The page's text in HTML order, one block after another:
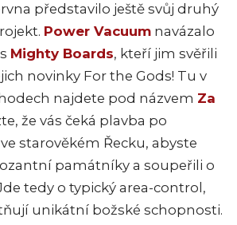
představilo ještě svůj druhý
Power Vacuum navázalo
Mighty Boards, kteří jim svěřili
novinky For the Gods! Tu v
najdete pod názvem Za
že vás čeká plavba po
starověkém Řecku, abyste
památníky a soupeřili o
tedy o typický area-control,
unikátní božské schopnosti.